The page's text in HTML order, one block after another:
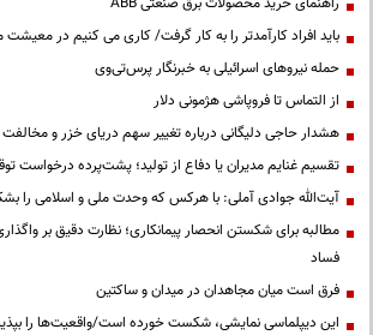
باید افراد کارآمدتر را به کار گرفت/ کاری می کنیم در
حمله نیروهای اسرائیلی به خبرنگار پرس‌تی‌وی
از التماس تا فروپاشی هژمونی دلار
هشدار حاجی دلیگانی درباره تغییر سهم دریای خزر و مخالفت
تقسیم غنایم مدیران یا دفاع از تولید؛ پشت‌پرده درخواست
آیت‌الله جوادی آملی: با هرکس که وحدت ملی و اسلامی را
مطالبه برای شکستن انحصار پیمانکاری؛ نظارت دقیق بر واگذاری
فساد
فرق است میان مجاهدان در میدان و ساکتین
این دیپلماسی نمایشی، شکست خورده است/واقعیت‌ها را